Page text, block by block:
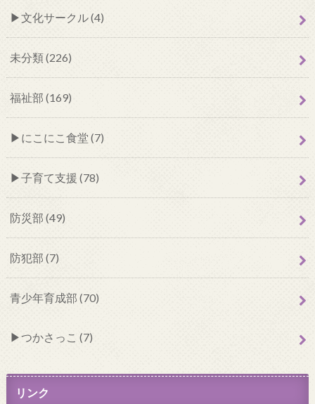
文化サークル (4)
未分類 (226)
福祉部 (169)
にこにこ食堂 (7)
子育て支援 (78)
防災部 (49)
防犯部 (7)
青少年育成部 (70)
つかさっこ (7)
リンク